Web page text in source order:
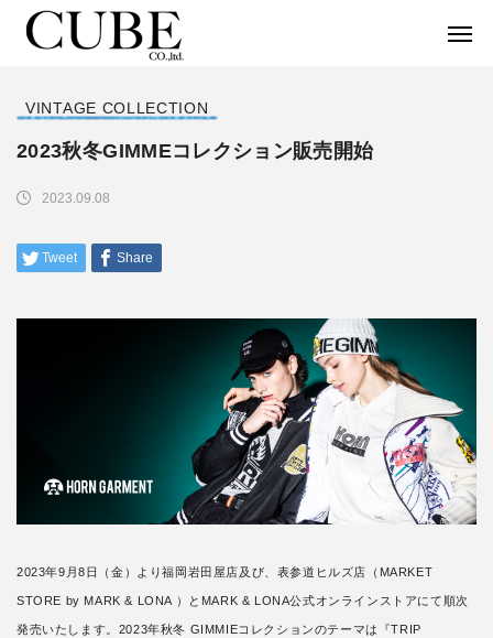
VINTAGE COLLECTION
2023秋冬GIMMEコレクション販売開始
2023.09.08
2023年9月8日（金）より福岡岩田屋店及び、表参道ヒルズ店（MARKET
STORE by MARK & LONA ）とMARK & LONA公式オンラインストアにて順次
発売いたします。2023年秋冬 GIMMIEコレクションのテーマは『TRIP